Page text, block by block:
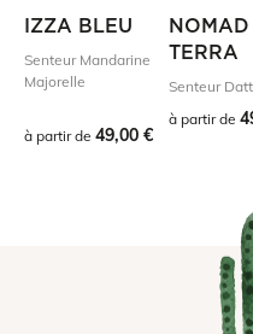
IZZA BLEU
Senteur Mandarine
Majorelle
à partir de 49,00 €
NOMAD
TERRA
Senteur
à partir de